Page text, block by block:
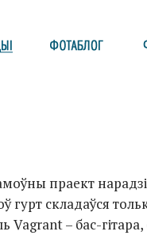
праект
гурт складаўся
Vagrant – бас-